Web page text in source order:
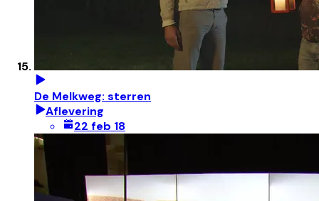
De Melkweg: sterren
Aflevering
22 feb 18